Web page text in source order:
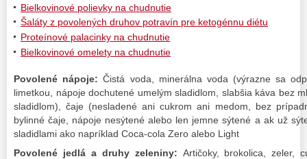
Bielkovinové polievky na chudnutie
Šaláty z povolených druhov potravín pre ketogénnu diétu
Proteínové palacinky na chudnutie
Bielkovinové omelety na chudnutie
Povolené nápoje: Čistá voda, minerálna voda (výrazne sa
limetkou, nápoje dochutené umelým sladidlom, slabšia káva bez
sladidlom), čaje (nesladené ani cukrom ani medom, bez
bylinné čaje, nápoje nesýtené alebo len jemne sýtené a ak už
sladidlami ako napríklad Coca-cola Zero alebo Light
Povolené jedlá a druhy zeleniny: Artičoky, brokolica, zeler,